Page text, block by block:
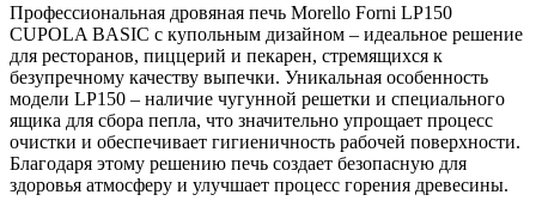
Профессиональная дровяная печь Morello Forni LP150
CUPOLA BASIC с купольным дизайном – идеальное решение
для ресторанов, пиццерий и пекарен, стремящихся к
безупречному качеству выпечки. Уникальная особенность
модели LP150 – наличие чугунной решетки и специального
ящика для сбора пепла, что значительно упрощает процесс
очистки и обеспечивает гигиеничность рабочей поверхности.
Благодаря этому решению печь создает безопасную для
здоровья атмосферу и улучшает процесс горения древесины.